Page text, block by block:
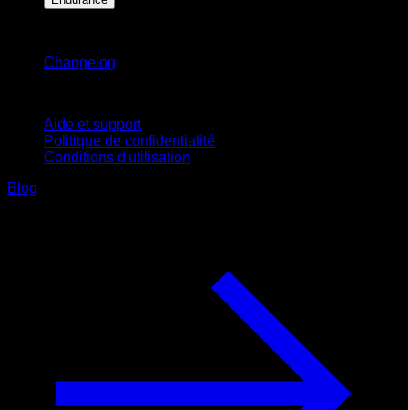
Changelog
Aide et support
Politique de confidentialité
Conditions d'utilisation
Blog